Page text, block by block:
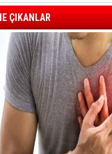
ALANA
KARARTMA
VERİLDİ
VELİ AĞBABA
ÇERÇEVE YASA
BAŞLADI
ÇIKANLAR